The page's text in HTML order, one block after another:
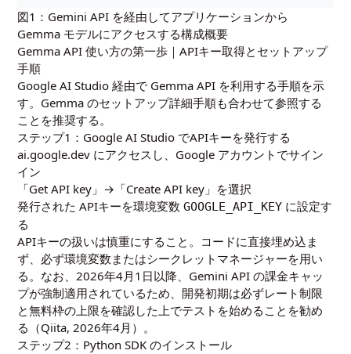
図1：Gemini API を経由してアプリケーションから
Gemma モデルにアクセスする構成概要
Gemma API 使い方の第一歩｜APIキー取得とセットアップ
手順
Google AI Studio 経由で Gemma API を利用する手順を示
す。 Gemma のセットアップ詳細手順も合わせて参照する
ことを推奨する。
ステップ1：Google AI Studio でAPIキーを発行する
ai.google.dev にアクセスし、Google アカウントでサイン
イン
「Get API key」→「Create API key」を選択
発行された APIキーを環境変数GOOGLE_API_KEY に設定す
る
APIキーの扱いは慎重にすること。コードに直接埋め込ま
ず、必ず環境変数またはシークレットマネージャーを用い
る。なお、2026年4月1日以降、Gemini API の課金キャッ
プが強制適用されているため、開発初期は必ずレート制限
と無料枠の上限を確認した上でテストを始めることを勧め
る（Qiita, 2026年4月）。
ステップ2：Python SDK のインストール